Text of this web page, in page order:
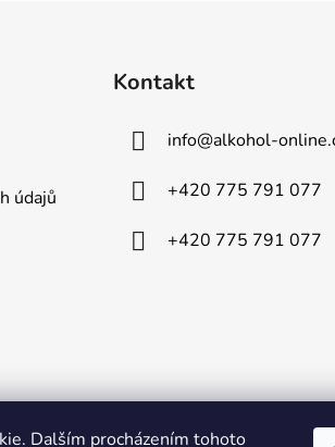
Dalším procházením tohoto
údajů
Kontakt
info@alkohol-
+420 775 791 077
+420 775 791 077